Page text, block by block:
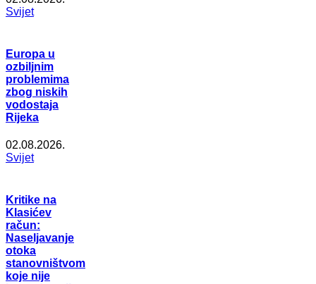
Svijet
Europa u
ozbiljnim
problemima
zbog niskih
vodostaja
Rijeka
02.08.2026.
Svijet
Kritike na
Klasićev
račun:
Naseljavanje
otoka
stanovništvom
koje nije